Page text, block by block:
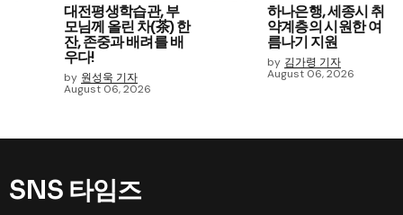
대전평생학습관, 부
모님께 올린 차(茶) 한
잔, 존중과 배려를 배
우다!
by 원성욱 기자
August 06, 2026
하나은행, 세종시 취
약계층의 시원한 여
름나기 지원
by 김가령 기자
August 06, 2026
SNS 타임즈